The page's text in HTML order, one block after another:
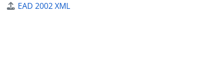
EAD 2002 XML